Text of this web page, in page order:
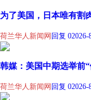
为了美国，日本唯有割
荷兰华人新闻网 回复 02026-
韩媒：美国中期选举前
荷兰华人新闻网 回复 02026-